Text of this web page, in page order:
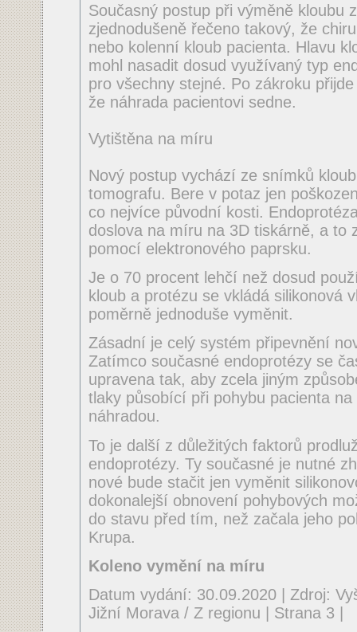
Současný postup při výměně kloubu
zjednodušeně řečeno takový, že
nebo kolenní kloub pacienta. Hlavu
mohl nasadit dosud využívaný typ
pro všechny stejné. Po zákroku
že náhrada pacientovi sedne.
Vytištěna na míru
Nový postup vychází ze snímků
tomografu. Bere v potaz jen
co nejvíce původní kosti.
doslova na míru na 3D tiskárně, a to
pomocí elektronového paprsku.
Je o 70 procent lehčí než dosud
kloub a protézu se vkládá silikonová
poměrně jednoduše vyměnit.
Zásadní je celý systém připevnění
Zatímco současné endoprotézy se
upravena tak, aby zcela jiným
tlaky působící při pohybu pacienta
náhradou.
To je další z důležitých faktorů
endoprotézy. Ty současné je nutné
nové bude stačit jen vyměnit
dokonalejší obnovení pohybových
do stavu před tím, než začala jeho
Krupa.
Koleno vymění na míru
Datum vydání: 30.09.2020 | Zdroj:
Jižní Morava / Z regionu | Strana 3 |